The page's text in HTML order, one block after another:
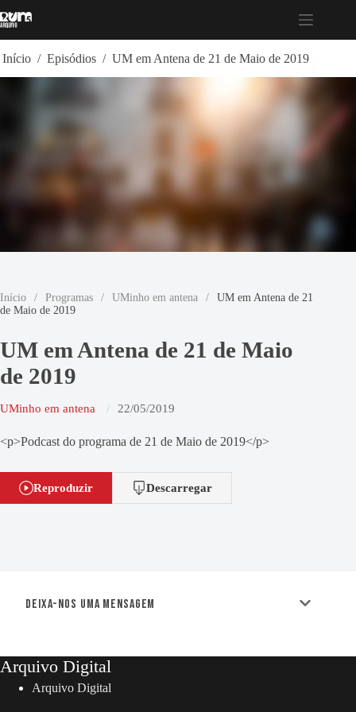
para
Início / Episódios / UM em Antena de 21 de Maio de 2019
Início / Programas / UMinho em antena /
UM em Antena de 21
de Maio de 2019
UM em Antena de 21 de Maio
de 2019
UMinho em antena 22/05/2019
<p>Podcast do programa de 21 de Maio de 2019</p>
Reproduzir Descarregar
Deixa-nos uma mensagem
Arquivo Digital
Arquivo Digital